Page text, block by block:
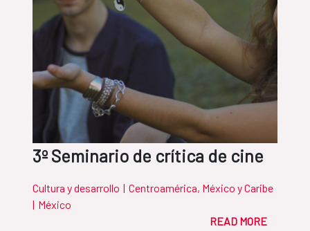
3º Seminario de crítica de cine
Cultura y desarrollo | Centroamérica, México y Caribe
| México
READ MORE